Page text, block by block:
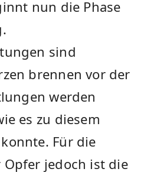
nun die Phase
sind
brennen vor der
werden
es zu diesem
Für die
jedoch ist die